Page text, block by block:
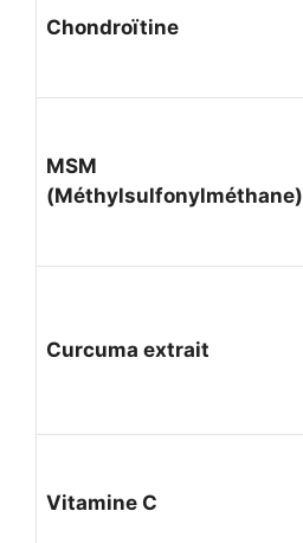
Chondroïtine
MSM
(Méthylsulfonylméthane)
Curcuma extrait
Vitamine C